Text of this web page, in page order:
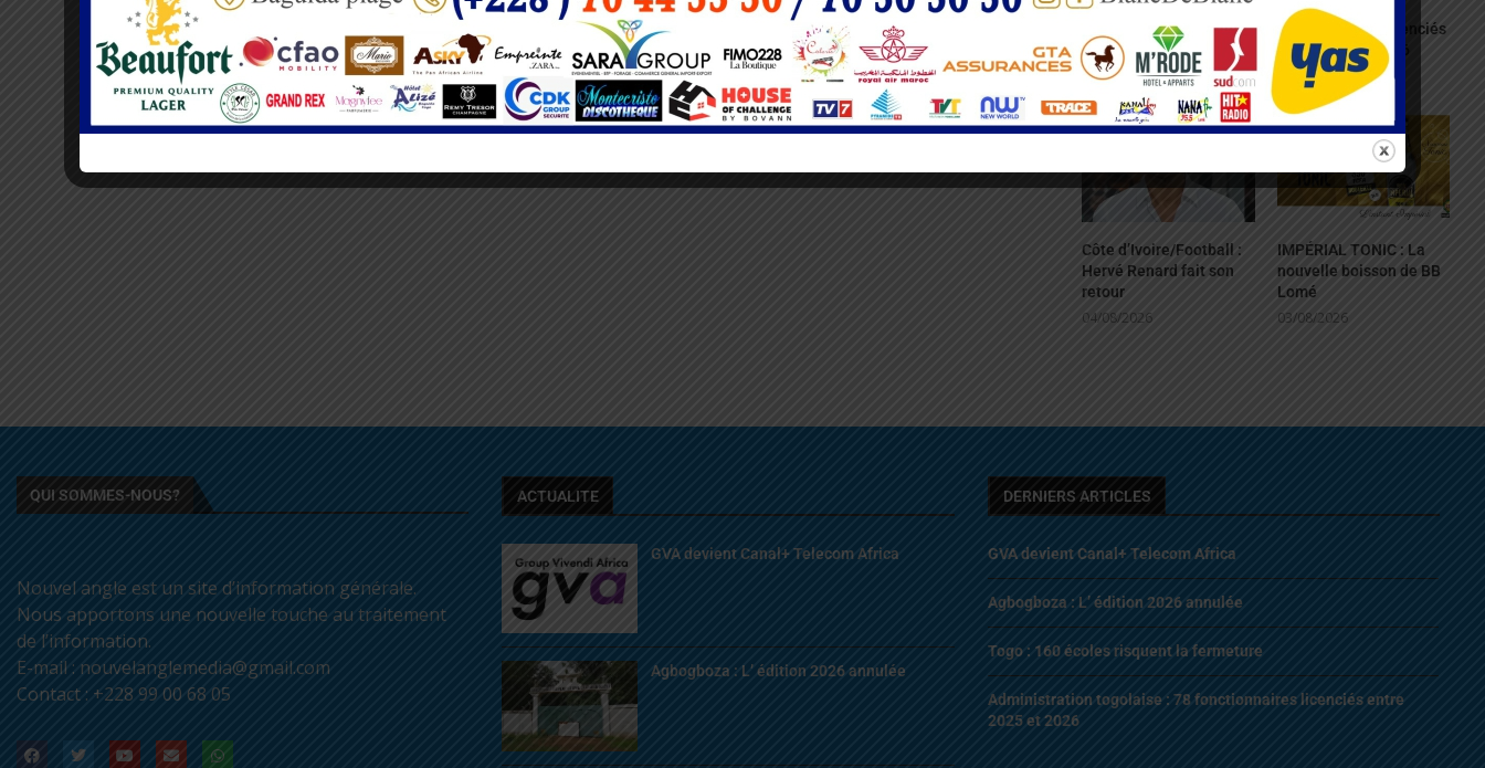
risquent la fermeture
05/08/2026
togolaise : 78
fonctionnaires licenciés
entre 2025 et 2026
05/08/2026
Côte d’Ivoire/Football :
Hervé Renard fait son
retour
04/08/2026
IMPÉRIAL TONIC : La
nouvelle boisson de BB
Lomé
03/08/2026
QUI SOMMES-NOUS?
Nouvel angle est un site d’information générale.
Nous apportons une nouvelle touche au traitement
de l’information.
E-mail : nouvelanglemedia@gmail.com
Contact : +228 99 00 68 05
ACTUALITE
GVA devient Canal+ Telecom Africa
Agbogboza : L’ édition 2026 annulée
DERNIERS ARTICLES
GVA devient Canal+ Telecom Africa
Agbogboza : L’ édition 2026 annulée
Togo : 160 écoles risquent la fermeture
Administration togolaise : 78 fonctionnaires licenciés entre
2025 et 2026